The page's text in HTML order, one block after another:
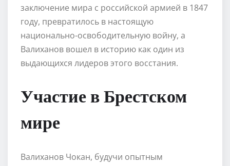
заключение мира с российской армией в 1847
году, превратилось в настоящую
национально-освободительную войну, а
Валиханов вошел в историю как один из
выдающихся лидеров этого восстания.
Участие в Брестском
мире
Валиханов Чокан, будучи опытным